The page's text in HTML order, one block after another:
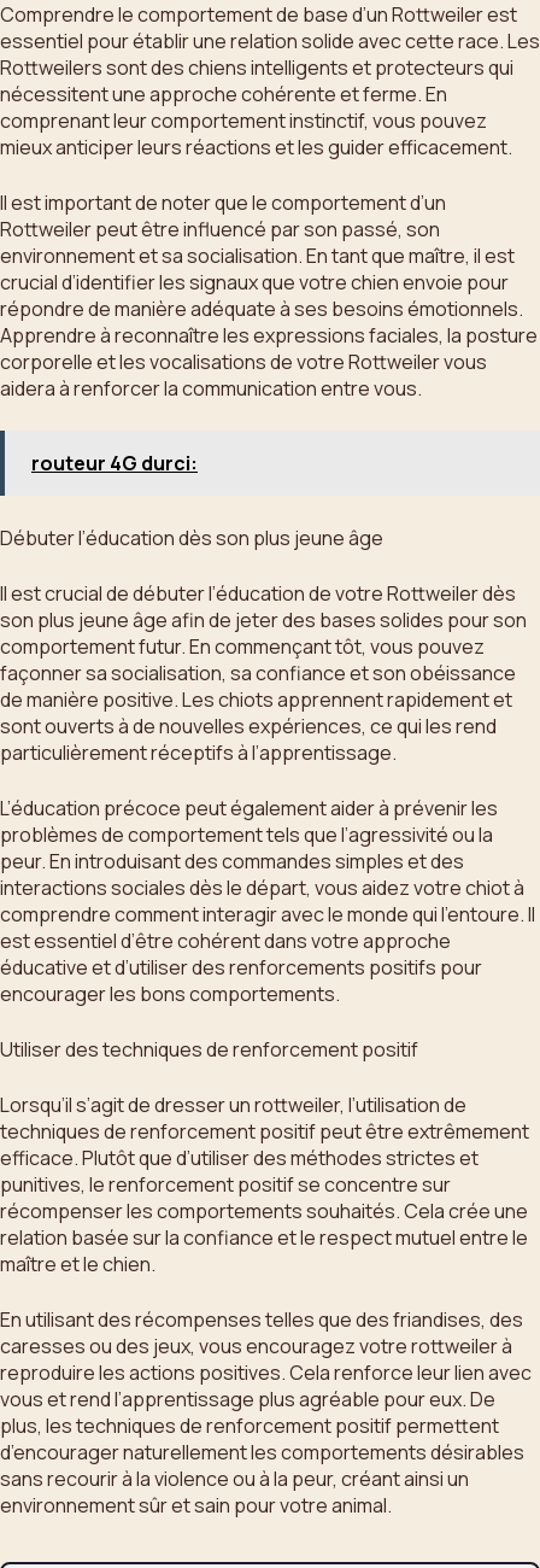
Comprendre le comportement de base d’un Rottweiler est
essentiel pour établir une relation solide avec cette race. Les
Rottweilers sont des chiens intelligents et protecteurs qui
nécessitent une approche cohérente et ferme. En
comprenant leur comportement instinctif, vous pouvez
mieux anticiper leurs réactions et les guider efficacement.
Il est important de noter que le comportement d’un
Rottweiler peut être influencé par son passé, son
environnement et sa socialisation. En tant que maître, il est
crucial d’identifier les signaux que votre chien envoie pour
répondre de manière adéquate à ses besoins émotionnels.
Apprendre à reconnaître les expressions faciales, la posture
corporelle et les vocalisations de votre Rottweiler vous
aidera à renforcer la communication entre vous.
routeur 4G durci:
Débuter l’éducation dès son plus jeune âge
Il est crucial de débuter l’éducation de votre Rottweiler dès
son plus jeune âge afin de jeter des bases solides pour son
comportement futur. En commençant tôt, vous pouvez
façonner sa socialisation, sa confiance et son obéissance
de manière positive. Les chiots apprennent rapidement et
sont ouverts à de nouvelles expériences, ce qui les rend
particulièrement réceptifs à l’apprentissage.
L’éducation précoce peut également aider à prévenir les
problèmes de comportement tels que l’agressivité ou la
peur. En introduisant des commandes simples et des
interactions sociales dès le départ, vous aidez votre chiot à
comprendre comment interagir avec le monde qui l’entoure. Il
est essentiel d’être cohérent dans votre approche
éducative et d’utiliser des renforcements positifs pour
encourager les bons comportements.
Utiliser des techniques de renforcement positif
Lorsqu’il s’agit de dresser un rottweiler, l’utilisation de
techniques de renforcement positif peut être extrêmement
efficace. Plutôt que d’utiliser des méthodes strictes et
punitives, le renforcement positif se concentre sur
récompenser les comportements souhaités. Cela crée une
relation basée sur la confiance et le respect mutuel entre le
maître et le chien.
En utilisant des récompenses telles que des friandises, des
caresses ou des jeux, vous encouragez votre rottweiler à
reproduire les actions positives. Cela renforce leur lien avec
vous et rend l’apprentissage plus agréable pour eux. De
plus, les techniques de renforcement positif permettent
d’encourager naturellement les comportements désirables
sans recourir à la violence ou à la peur, créant ainsi un
environnement sûr et sain pour votre animal.